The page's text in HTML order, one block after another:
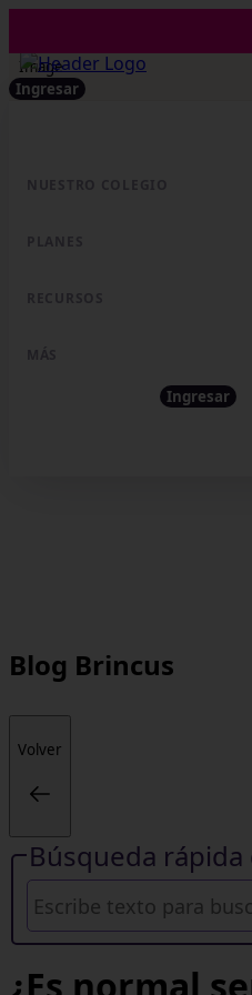
Ingresar
Ingresar
Blog Brincus
Volver
Búsqueda
¿Es normal